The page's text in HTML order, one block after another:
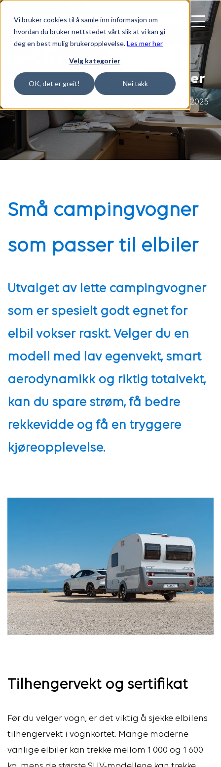
Vi bruker cookies til å samle inn informasjon om
hvordan du bruker nettstedet vårt slik at vi kan gi
deg en best mulig brukeropplevelse.Les mer her
Velg kategorier
OK, det er greit! Nei takk
Små, lette campingvogner
som passer perfekt til elbiler
den 1. desember 2025
Små campingvogner
som passer til elbiler
Utvalget av lette campingvogner
som er spesielt godt egnet for
elbil vokser raskt. Velger du en
modell med lav egenvekt, smart
aerodynamikk og riktig totalvekt,
kan du spare strøm, få bedre
rekkevidde og få en tryggere
kjøreopplevelse.
Tilhengervekt og sertifikat
Før du velger vogn, er det viktig å sjekke elbilens
tilhengervekt i vognkortet. Mange moderne
vanlige elbiler kan trekke mellom 1 000 og 1 600